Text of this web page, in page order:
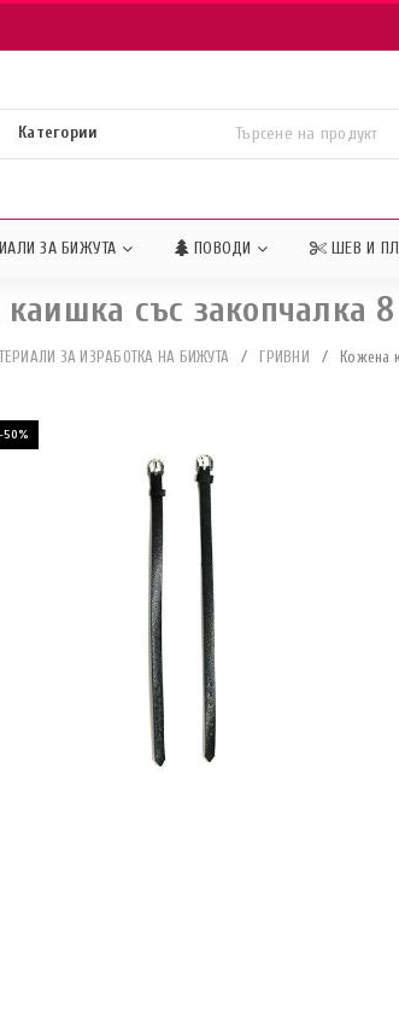
ЗА БИЖУТА ПОВОДИ ШЕВ И
със закопчалка
ЗА ИЗРАБОТКА НА БИЖУТА / ГРИВНИ / Кожена
-50%